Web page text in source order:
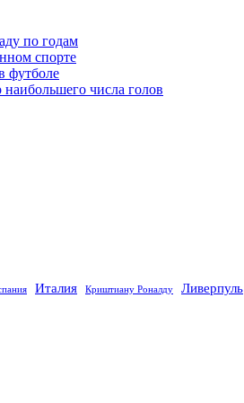
по годам
спорте
футболе
числа голов
Италия Криштиану Роналду Ливерпуль